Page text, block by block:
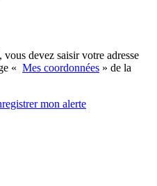
devez saisir votre adresse
« Mes coordonnées » de la
mon alerte